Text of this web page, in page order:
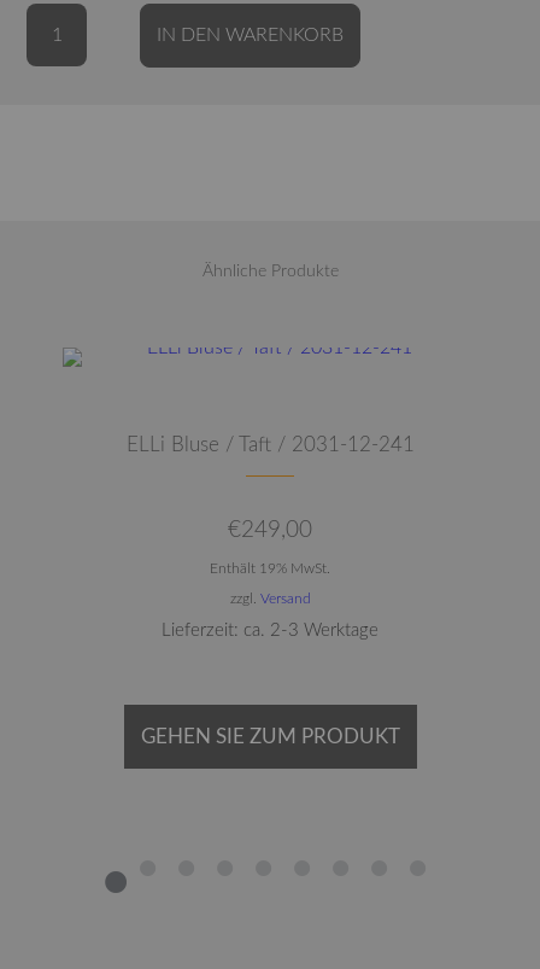
ELLi
Kleid
IN DEN WARENKORB
Ähnliche Produkte
Dieses Produkt weist mehrere Varianten auf. Die Optionen können auf der Produktseite gewählt werden
ELLi Bluse / Taft / 2031-12-241
€249,00
Enthält 19% MwSt.
zzgl. Versand
Lieferzeit: ca. 2-3 Werktage
GEHEN SIE ZUM PRODUKT
1